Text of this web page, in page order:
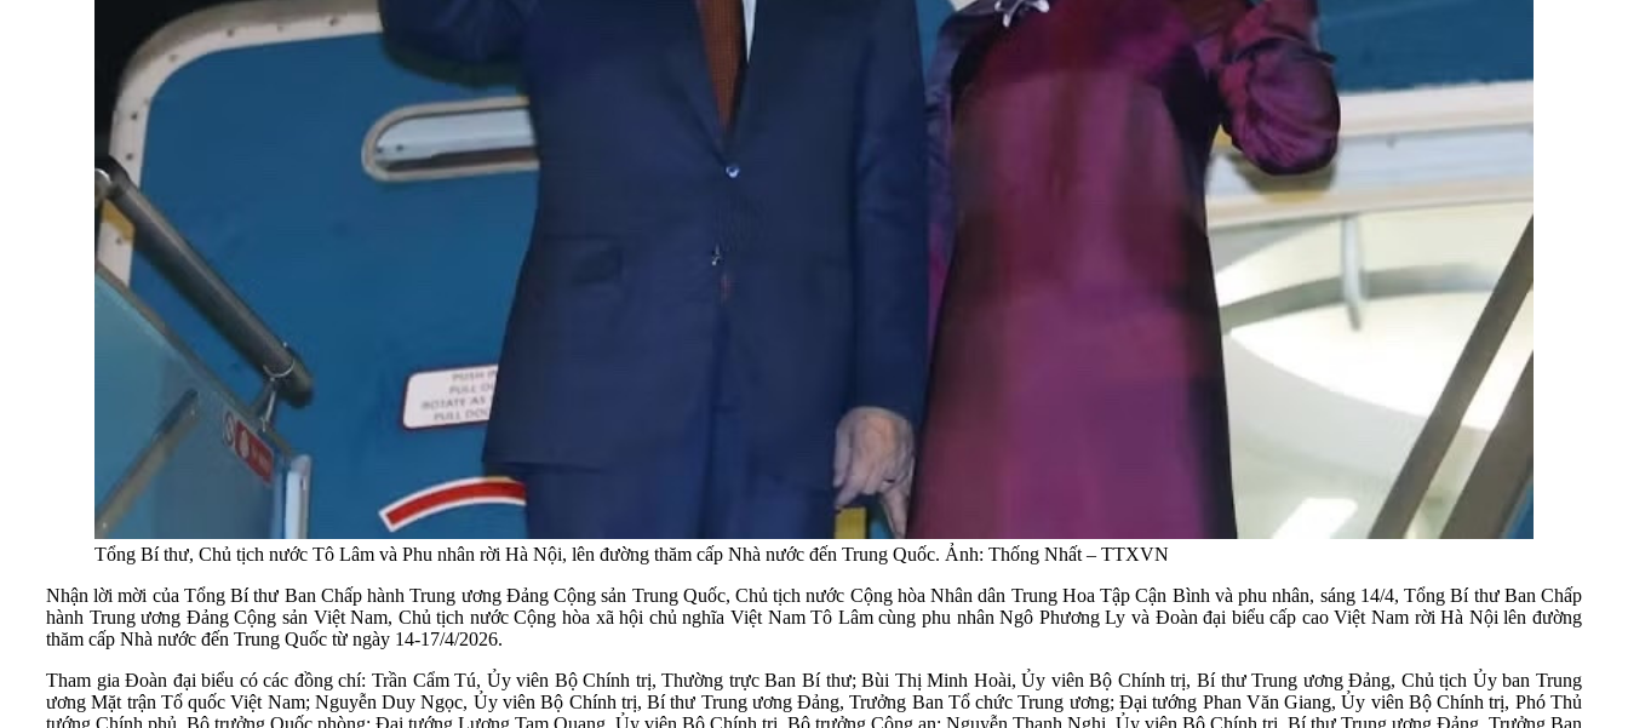
Tổng Bí thư, Chủ tịch nước Tô Lâm và Phu nhân rời Hà Nội, lên đường thăm cấp Nhà nước đến Trung Quốc. Ảnh: Thống Nhất – TTXVN
Nhận lời mời của Tổng Bí thư Ban Chấp hành Trung ương Đảng Cộng sản Trung Quốc, Chủ tịch nước Cộng hòa Nhân dân Trung Hoa Tập Cận Bình và phu nhân, sáng 14/4, Tổng Bí thư Ban Chấp
hành Trung ương Đảng Cộng sản Việt Nam, Chủ tịch nước Cộng hòa xã hội chủ nghĩa Việt Nam Tô Lâm cùng phu nhân Ngô Phương Ly và Đoàn đại biểu cấp cao Việt Nam rời Hà Nội lên đường
thăm cấp Nhà nước đến Trung Quốc từ ngày 14-17/4/2026.
Tham gia Đoàn đại biểu có các đồng chí: Trần Cẩm Tú, Ủy viên Bộ Chính trị, Thường trực Ban Bí thư; Bùi Thị Minh Hoài, Ủy viên Bộ Chính trị, Bí thư Trung ương Đảng, Chủ tịch Ủy ban Trung
ương Mặt trận Tổ quốc Việt Nam; Nguyễn Duy Ngọc, Ủy viên Bộ Chính trị, Bí thư Trung ương Đảng, Trưởng Ban Tổ chức Trung ương; Đại tướng Phan Văn Giang, Ủy viên Bộ Chính trị, Phó Thủ
tướng Chính phủ, Bộ trưởng Quốc phòng; Đại tướng Lương Tam Quang, Ủy viên Bộ Chính trị, Bộ trưởng Công an; Nguyễn Thanh Nghị, Ủy viên Bộ Chính trị, Bí thư Trung ương Đảng, Trưởng Ban